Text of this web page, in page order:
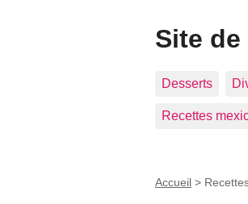
Site de
Desserts
Recettes
Accueil >